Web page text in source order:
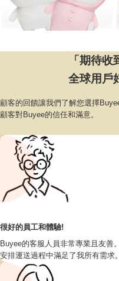
「期待收
全球用戶
顧客的回饋讓我們了解您選擇
顧客對Buyee的信任和滿意。
很好的員工和體驗!
Buyee的客服人員非常專業且友善
安排運送過程中滿足了我所有需求